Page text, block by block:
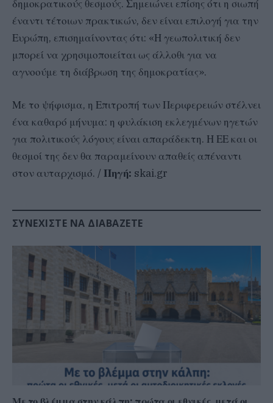
δημοκρατικούς θεσμούς. Σημειώνει επίσης ότι η σιωπή
έναντι τέτοιων πρακτικών, δεν είναι επιλογή για την
Ευρώπη, επισημαίνοντας ότι: «Η γεωπολιτική δεν
μπορεί να χρησιμοποιείται ως άλλοθι για να
αγνοούμε τη διάβρωση της δημοκρατίας».
Με το ψήφισμα, η Επιτροπή των Περιφερειών στέλνει
ένα καθαρό μήνυμα: η φυλάκιση εκλεγμένων ηγετών
για πολιτικούς λόγους είναι απαράδεκτη. Η ΕΕ και οι
θεσμοί της δεν θα παραμείνουν απαθείς απέναντι
στον αυταρχισμό. / Πηγή: skai.gr
ΣΥΝΕΧΊΣΤΕ ΝΑ ΔΙΑΒΆΖΕΤΕ